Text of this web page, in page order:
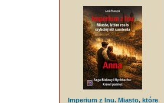
Imperium z lnu. Miasto, które